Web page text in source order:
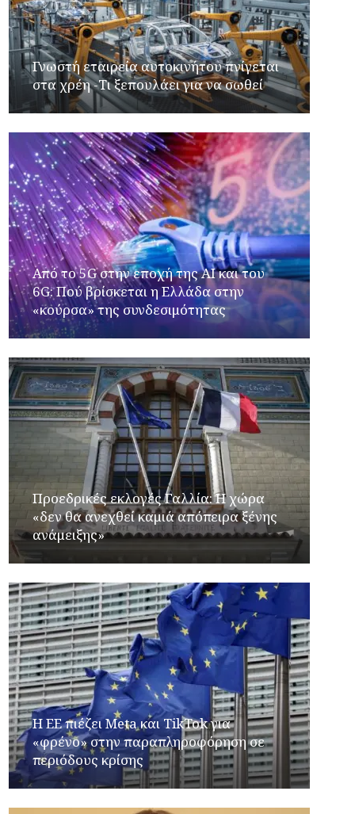
Γνωστή εταιρεία αυτοκινήτου πνίγεται
στα χρέη -Τι ξεπουλάει για να σωθεί
Από το 5G στην εποχή της AI και του
6G: Πού βρίσκεται η Ελλάδα στην
«κούρσα» της συνδεσιμότητας
Προεδρικές εκλογές Γαλλία: Η χώρα
«δεν θα ανεχθεί καμιά απόπειρα ξένης
ανάμειξης»
Η ΕΕ πιέζει Meta και TikTok για
«φρένο» στην παραπληροφόρηση σε
περιόδους κρίσης